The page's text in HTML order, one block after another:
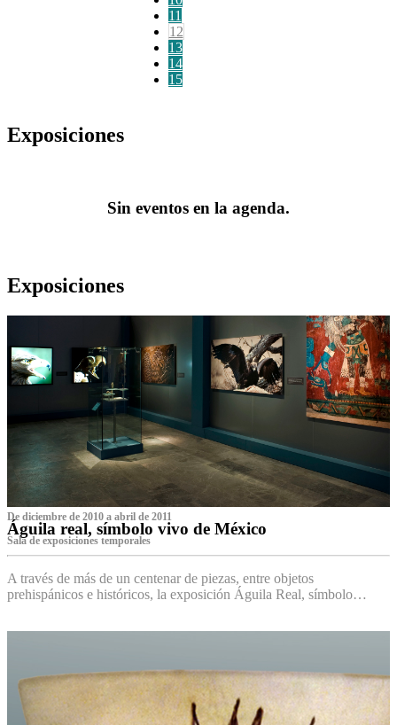
11
12
13
14
15
Exposiciones
Sin eventos en la agenda.
Exposiciones
De diciembre de 2010 a abril de 2011
Águila real, símbolo vivo de México
Sala de exposiciones temporales
A través de más de un centenar de piezas, entre objetos
prehispánicos e históricos, la exposición Águila Real, símbolo…